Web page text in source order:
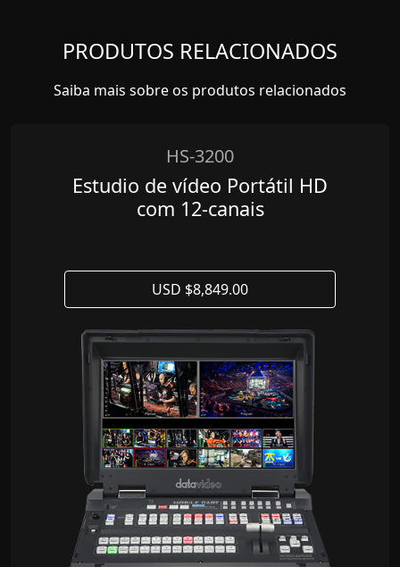
PRODUTOS RELACIONADOS
Saiba mais sobre os produtos relacionados
HS-3200
Estudio de vídeo Portátil HD
com 12-canais
USD $8,849.00